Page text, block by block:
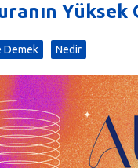
Yüksek
Demek Nedir